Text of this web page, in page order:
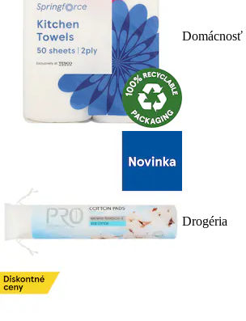
Domácnosť
Drogéria